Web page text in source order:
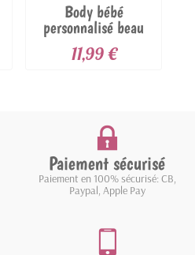
Body bébé
personnalisé beau
gosse
11,99 €
Paiement sécurisé
Paiement en 100% sécurisé: CB,
Paypal, Apple Pay